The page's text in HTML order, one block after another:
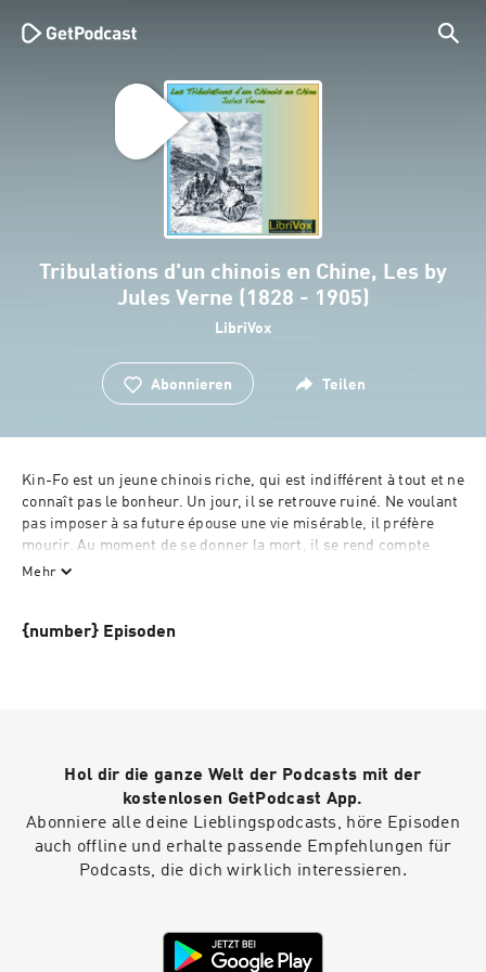
Tribulations d'un chinois en Chine, Les by
Jules Verne (1828 - 1905)
LibriVox
Abonnieren Teilen
Kin-Fo est un jeune chinois riche, qui est indifférent à tout et ne
connaît pas le bonheur. Un jour, il se retrouve ruiné. Ne voulant
pas imposer à sa future épouse une vie misérable, il préfère
mourir. Au moment de se donner la mort, il se rend compte
qu'il ne ressent rien, et décide qu'il ne peut mourir sans
un délai imparti, ce qui, il l'espère, le fera redouter la mort et
Mehr
{number} Episoden
Hol dir die ganze Welt der Podcasts mit der
kostenlosen GetPodcast App.
Abonniere alle deine Lieblingspodcasts, höre Episoden
auch offline und erhalte passende Empfehlungen für
Podcasts, die dich wirklich interessieren.